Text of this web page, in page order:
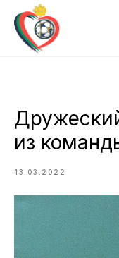
из
13.03.2022